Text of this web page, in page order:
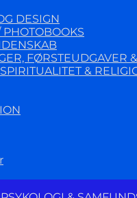
DESIGN
FØRSTEUDGAVER
&